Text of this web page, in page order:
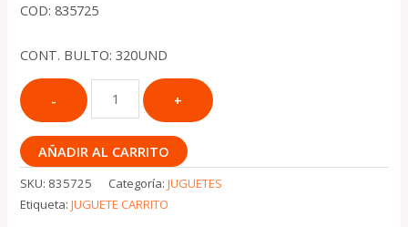
COD: 835725
CONT. BULTO: 320UND
AÑADIR AL CARRITO
SKU: 835725 Categoría:JUGUETES
Etiqueta:JUGUETE CARRITO